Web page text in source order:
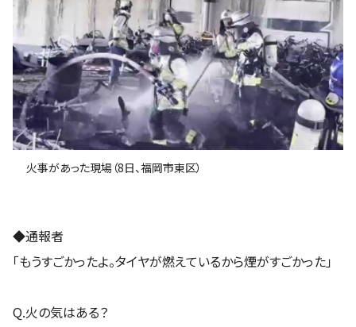
火事があった現場（8日、福岡市東区）
◆通報者
「もうすごかったよ。タイヤが燃えているから煙がすごかった」
Q.火の気はある？